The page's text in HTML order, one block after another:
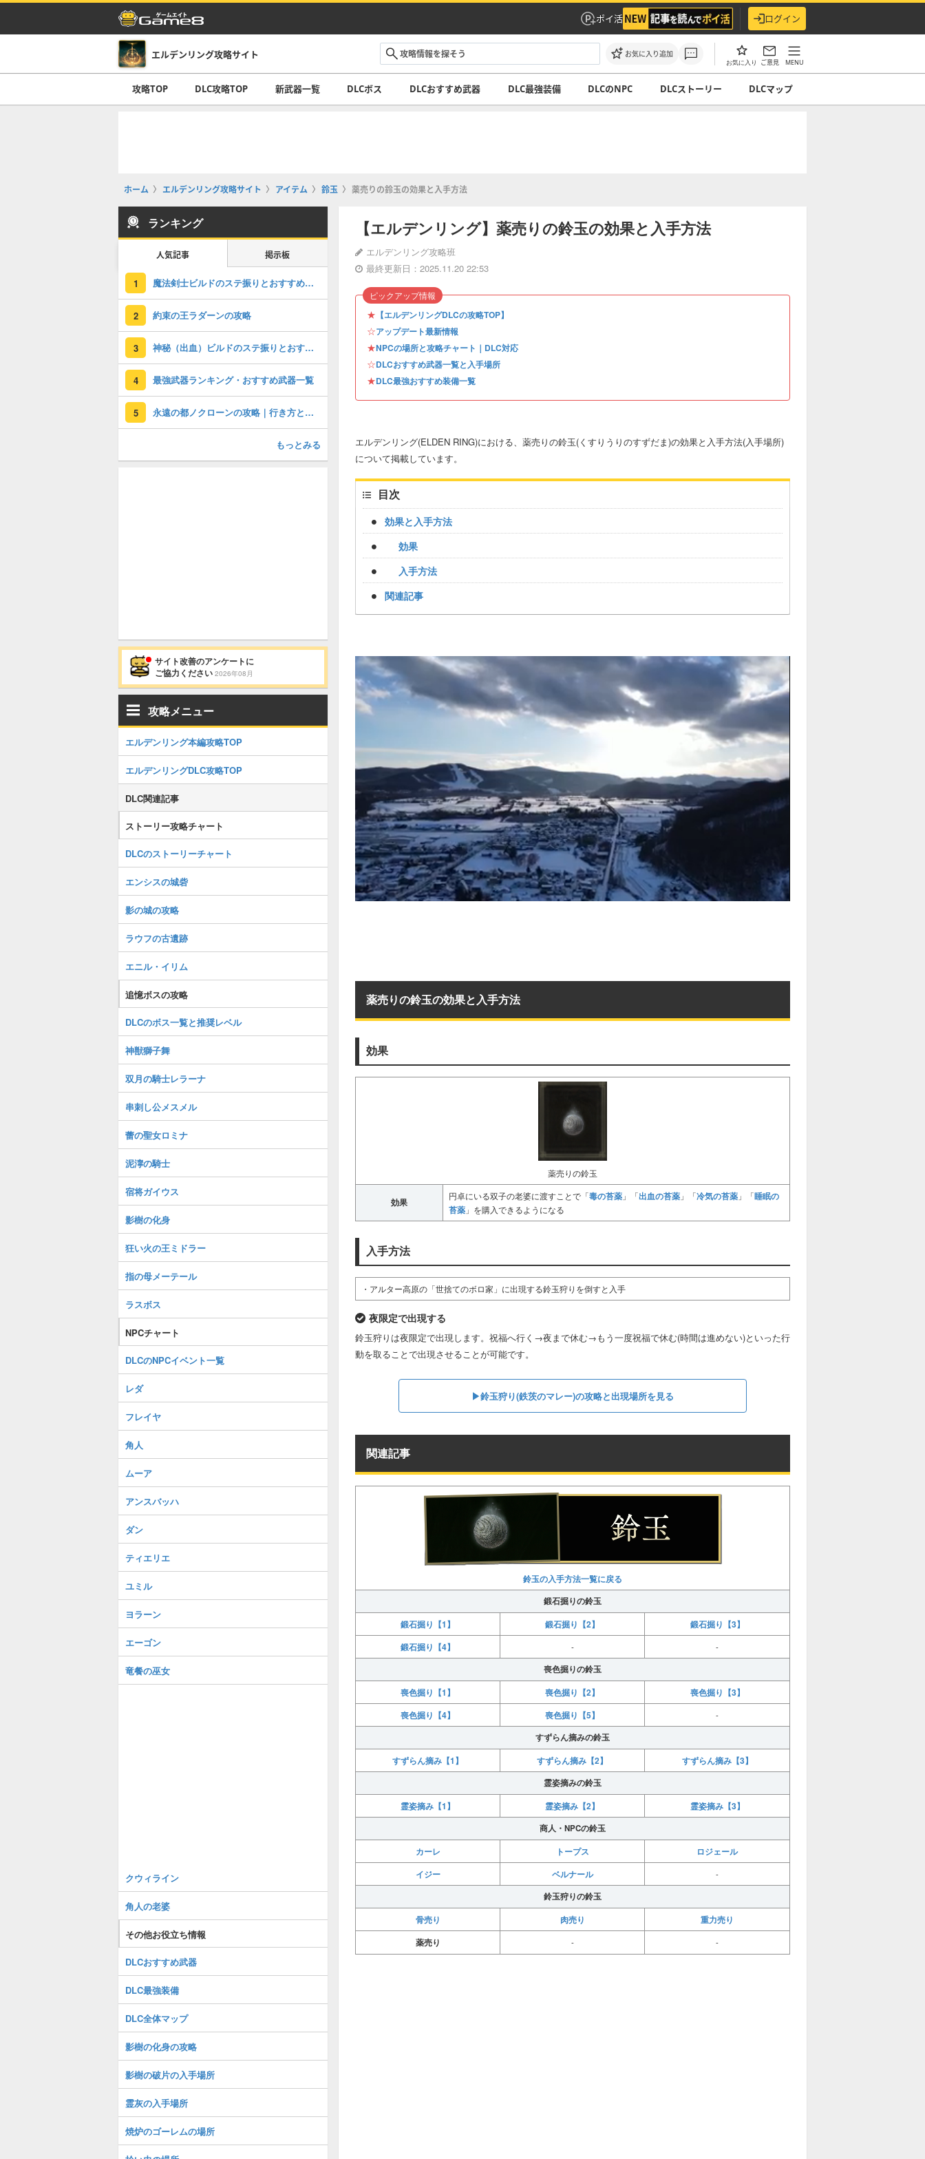
ポイ活 ログイン
エルデンリング攻略サイト お気に入り追加
お気に入り ご意見 MENU
攻略TOP DLC攻略TOP 新武器一覧 DLCボス DLCおすすめ武器 DLC最強装備 DLCのNPC DLCストーリー DLCマップ
ホーム エルデンリング攻略サイト アイテム 鈴玉 薬売りの鈴玉の効果と入手方法
【エルデンリング】薬売りの鈴玉の効果と入手方法
エルデンリング攻略班
最終更新日：2025.11.20 22:53
★ 【エルデンリングDLCの攻略TOP】
☆アップデート最新情報
★NPCの場所と攻略チャート｜DLC対応
☆DLCおすすめ武器一覧と入手場所
★DLC最強おすすめ装備一覧
ピックアップ情報
エルデンリング(ELDEN RING)における、薬売りの鈴玉(くすりうりのすずだま)の効果と入手方法(入手場所)
について掲載しています。
目次
効果と入手方法
効果
入手方法
関連記事
薬売りの鈴玉の効果と入手方法
効果
薬売りの鈴玉
効果
円卓にいる双子の老婆に渡すことで「毒の苔薬 」「出血の苔薬 」「冷気の苔薬 」「睡眠の
苔薬 」を購入できるようになる
入手方法
・アルター高原の「世捨てのボロ家」に出現する鈴玉狩りを倒すと入手
夜限定で出現する
鈴玉狩りは夜限定で出現します。祝福へ行く→夜まで休む→もう一度祝福で休む(時間は進めない)といった行
動を取ることで出現させることが可能です。
▶︎鈴玉狩り(鉄茨のマレー)の攻略と出現場所を見る
関連記事
鈴玉の入手方法一覧に戻る
鍛石掘りの鈴玉
鍛石掘り【1】 鍛石掘り【2】
鍛石掘り【3】
鍛石掘り【4】
- -
喪色掘りの鈴玉
喪色掘り【1】 喪色掘り【2】
喪色掘り【3】
喪色掘り【4】
喪色掘り【5】 -
すずらん摘みの鈴玉
すずらん摘み【1】 すずらん摘み【2】 すずらん摘み【3】
霊姿摘みの鈴玉
霊姿摘み【1】 霊姿摘み【2】 霊姿摘み【3】
商人・NPCの鈴玉
カーレ トープス
ロジェール
イジー
ベルナール -
鈴玉狩りの鈴玉
骨売り 肉売り 重力売り
薬売り - -
ランキング
人気記事 掲示板
1 魔法剣士ビルドのステ振りとおすすめ武器｜最強装備
2 約束の王ラダーンの攻略
3 神秘（出血）ビルドのステ振りとおすすめ武器
4 最強武器ランキング・おすすめ武器一覧
5 永遠の都ノクローンの攻略｜行き方とアイテム
もっとみる
サイト改善のアンケートに
ご協力ください 2026年08月
攻略メニュー
エルデンリング本編攻略TOP
エルデンリングDLC攻略TOP
DLC関連記事
ストーリー攻略チャート
DLCのストーリーチャート
エンシスの城砦
影の城の攻略
ラウフの古遺跡
エニル・イリム
追憶ボスの攻略
DLCのボス一覧と推奨レベル
神獣獅子舞
双月の騎士レラーナ
串刺し公メスメル
蕾の聖女ロミナ
泥濘の騎士
宿将ガイウス
影樹の化身
狂い火の王ミドラー
指の母メーテール
ラスボス
NPCチャート
DLCのNPCイベント一覧
レダ
フレイヤ
角人
ムーア
アンスバッハ
ダン
ティエリエ
ユミル
ヨラーン
エーゴン
竜餐の巫女
クウィライン
角人の老婆
その他お役立ち情報
DLCおすすめ武器
DLC最強装備
DLC全体マップ
影樹の化身の攻略
影樹の破片の入手場所
霊灰の入手場所
焼炉のゴーレムの場所